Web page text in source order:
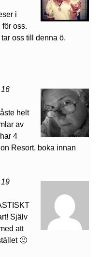
i
oss.
oss till denna ö.
helt
av
4
Resort, boka innan
Själv
att
🙂